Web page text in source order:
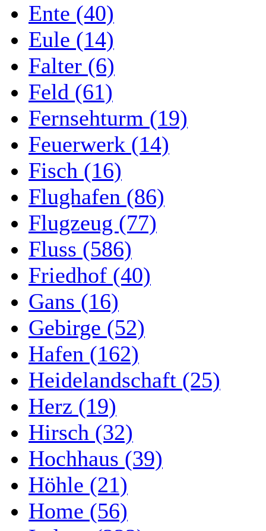
Ente (40)
Eule (14)
Falter (6)
Feld (61)
Fernsehturm (19)
Feuerwerk (14)
Fisch (16)
Flughafen (86)
Flugzeug (77)
Fluss (586)
Friedhof (40)
Gans (16)
Gebirge (52)
Hafen (162)
Heidelandschaft (25)
Herz (19)
Hirsch (32)
Hochhaus (39)
Höhle (21)
Home (56)